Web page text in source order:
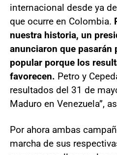
internacional desde ya
que ocurre en Colombia.
nuestra historia, un
anunciaron que pasarán
popular porque los
favorecen. Petro y
resultados del 31 de
Maduro en Venezuela”,
Por ahora ambas
marcha de sus